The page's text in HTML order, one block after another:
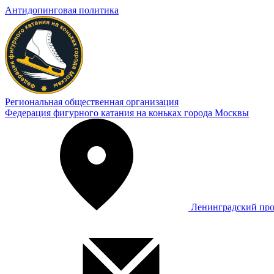
Антидопинговая политика
Региональная общественная организация
Федерация фигурного катания на коньках города Москвы
Ленинградский